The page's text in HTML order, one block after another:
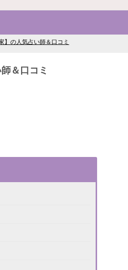
】の人気占い師＆口コミ
＆口コミ